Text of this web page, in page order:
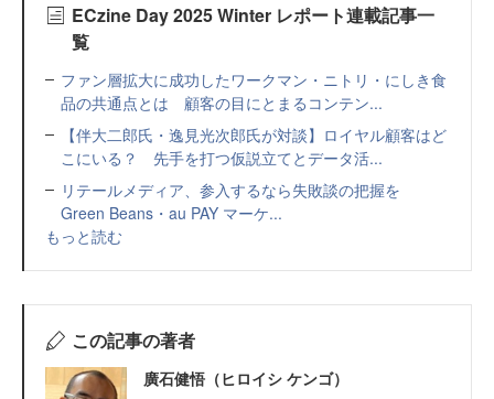
ECzine Day 2025 Winter レポート連載記事一
覧
ファン層拡大に成功したワークマン・ニトリ・にしき食
品の共通点とは 顧客の目にとまるコンテン...
【伴大二郎氏・逸見光次郎氏が対談】ロイヤル顧客はど
こにいる？ 先手を打つ仮説立てとデータ活...
リテールメディア、参入するなら失敗談の把握を
Green Beans・au PAY マーケ...
もっと読む
この記事の著者
廣石健悟（ヒロイシ ケンゴ）